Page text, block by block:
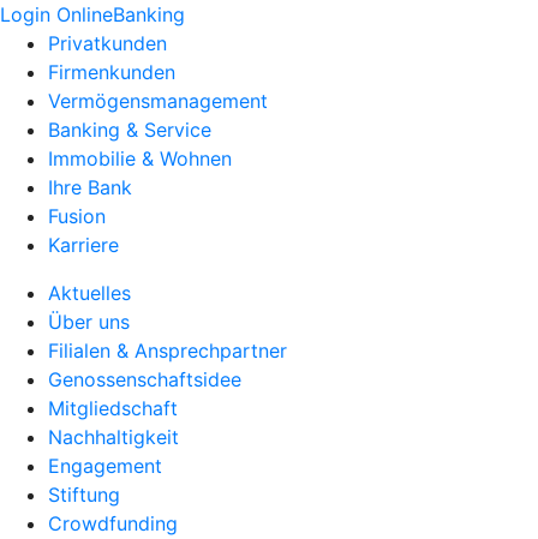
Login OnlineBanking
Privatkunden
Firmenkunden
Vermögensmanagement
Banking & Service
Immobilie & Wohnen
Ihre Bank
Fusion
Karriere
Aktuelles
Über uns
Filialen & Ansprechpartner
Genossenschaftsidee
Mitgliedschaft
Nachhaltigkeit
Engagement
Stiftung
Crowdfunding